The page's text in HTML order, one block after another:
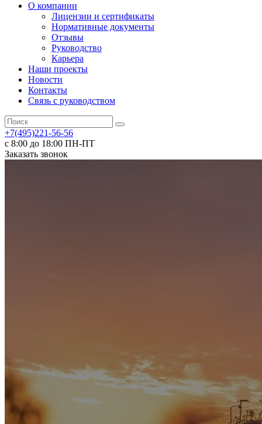
О компании
Лицензии и сертификаты
Нормативные документы
Отзывы
Руководство
Карьера
Наши проекты
Новости
Контакты
Связь с руководством
+7(495)221-56-56
с 8:00 до 18:00 ПН-ПТ
Заказать звонок